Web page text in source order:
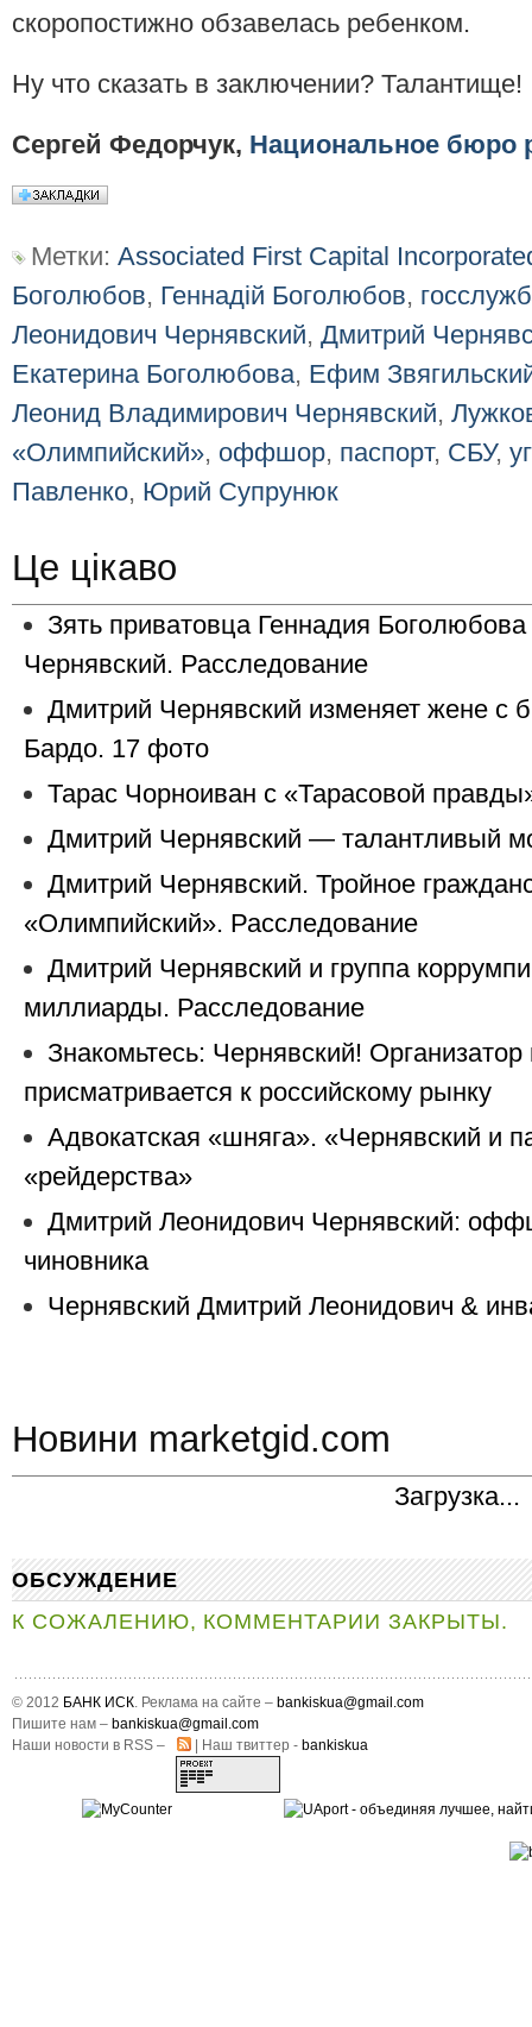
скоропостижно обзавелась ребенком.
Ну что сказать в заключении? Талантище!
Сергей Федорчук, Национальное бюро
Метки: Associated First Capital
Боголюбов, Геннадій Боголюбов,
Леонидович Чернявский, Дмитрий
Екатерина Боголюбова, Ефим
Леонид Владимирович Чернявский,
«Олимпийский», оффшор, паспорт, СБУ,
Павленко, Юрий Супрунюк
Це цікаво
Зять приватовца Геннадия
Чернявский. Расследование
Дмитрий Чернявский изменяет жене с
Бардо. 17 фото
Тарас Чорноиван с «Тарасовой
Дмитрий Чернявский — талантливый
Дмитрий Чернявский. Тройное
«Олимпийский». Расследование
Дмитрий Чернявский и группа
миллиарды. Расследование
Знакомьтесь: Чернявский!
присматривается к российскому рынку
Адвокатская «шняга». «Чернявский и
«рейдерства»
Дмитрий Леонидович Чернявский:
чиновника
Чернявский Дмитрий Леонидович &
Новини marketgid.com
Загрузка...
ОБСУЖДЕНИЕ
К СОЖАЛЕНИЮ, КОММЕНТАРИИ ЗАКРЫТЫ.
© 2012 БАНК ИСК. Реклама на сайте – bankiskua@gmail.com
Пишите нам – bankiskua@gmail.com
Наши новости в RSS –
| Наш твиттер - bankiskua